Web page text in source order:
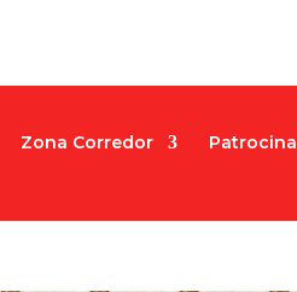
Zona Corredor